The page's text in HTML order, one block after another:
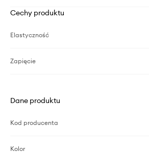
Cechy produktu
Elastyczność
Zapięcie
Dane produktu
Kod producenta
Kolor